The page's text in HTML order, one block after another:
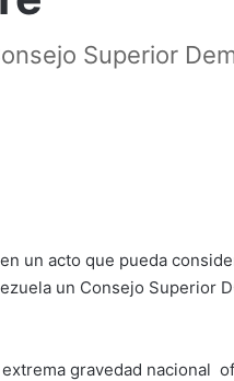
Superior
un acto que pueda
un Consejo Superior
gravedad nacional